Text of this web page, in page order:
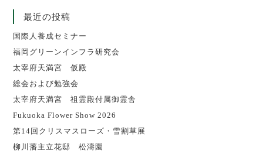
最近の投稿
国際人養成セミナー
福岡グリーンインフラ研究会
太宰府天満宮 仮殿
総会および勉強会
太宰府天満宮 祖霊殿付属御霊舎
Fukuoka Flower Show 2026
第14回クリスマスローズ・雪割草展
柳川藩主立花邸 松濤園